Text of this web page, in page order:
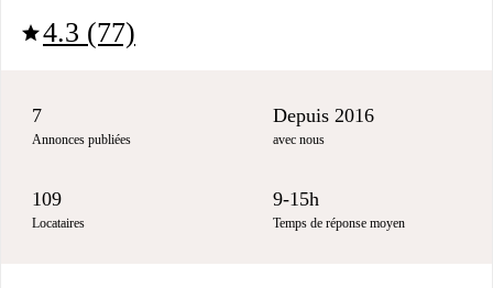
star4.3 (77)
7
Annonces publiées
Depuis 2016
avec nous
109
Locataires
9-15h
Temps de réponse moyen